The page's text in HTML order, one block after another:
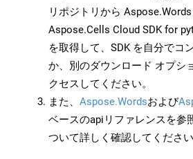
リポジトリから
Aspose.Cells Cloud SDK for
を取得して、SDK を自分でコ
か、別のダウンロード オプシ
クセスしてください。
また、 Aspose.Wordsおよび
ベースのapiリファレンスを参
ついて詳しく確認してください